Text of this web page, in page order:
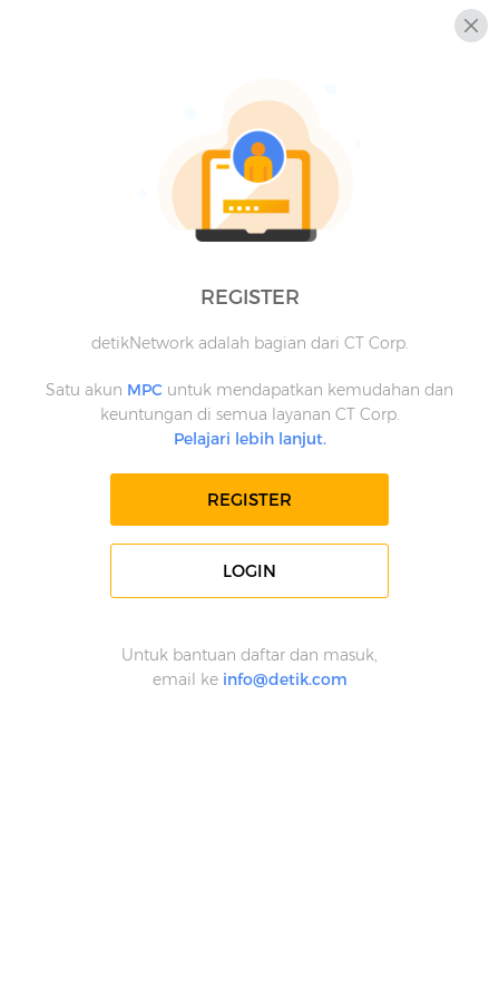
REGISTER
detikNetwork adalah bagian dari CT Corp.
Satu akun MPC untuk mendapatkan kemudahan dan
keuntungan di semua layanan CT Corp.
Pelajari lebih lanjut.
REGISTER
LOGIN
Untuk bantuan daftar dan masuk,
email ke info@detik.com